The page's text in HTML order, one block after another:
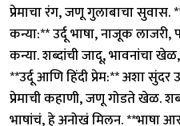
प्रेमाचा रंग, जणू गुलाबाचा सुवास.
कन्या:** उर्दू भाषा, नाजूक
कन्या. शब्दांची जादू, भावनांचा
**उर्दू आणि हिंदी प्रेम:** अशा
प्रेमाची कहाणी, जणू गोडते खेळ.
भाषांचं, हे अनोखं मिलन. **भाषा